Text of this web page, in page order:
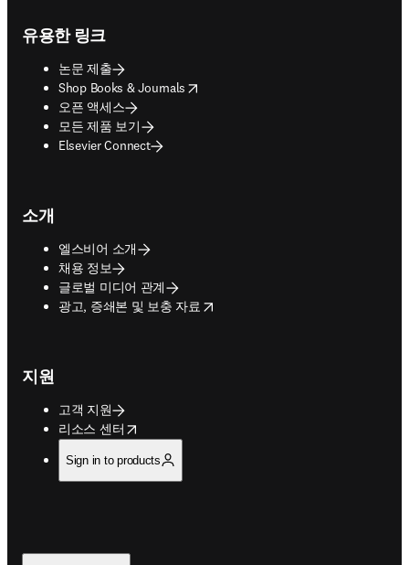
유용한 링크
논문 제출
Shop Books & Journals
opens in new tab/window
오픈 액세스
모든 제품 보기
Elsevier Connect
소개
엘스비어 소개
채용 정보
글로벌 미디어 관계
광고, 증쇄본 및 보충 자료
opens in new tab/window
지원
고객 지원
리소스 센터
opens in new tab/window
Sign in to products